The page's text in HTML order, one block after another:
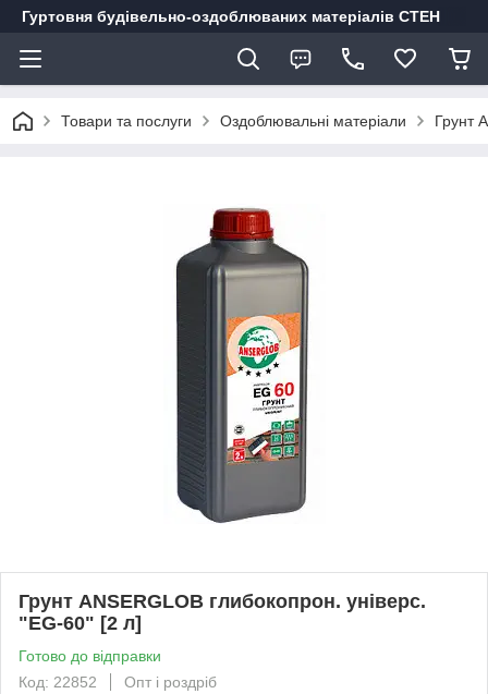
Гуртовня будівельно-оздоблюваних матеріалів СТЕН
Товари та послуги Оздоблювальні матеріали Грунт
Грунт ANSERGLOB глибокопрон. універс.
"EG-60" [2 л]
Готово до відправки
Код: 22852
Опт і роздріб